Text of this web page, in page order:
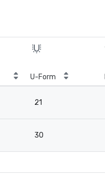
U-Form
21
30